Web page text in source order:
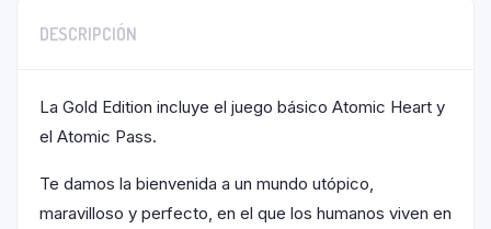
DESCRIPCIÓN
La Gold Edition incluye el juego básico Atomic Heart y
el Atomic Pass.
Te damos la bienvenida a un mundo utópico,
maravilloso y perfecto, en el que los humanos viven en